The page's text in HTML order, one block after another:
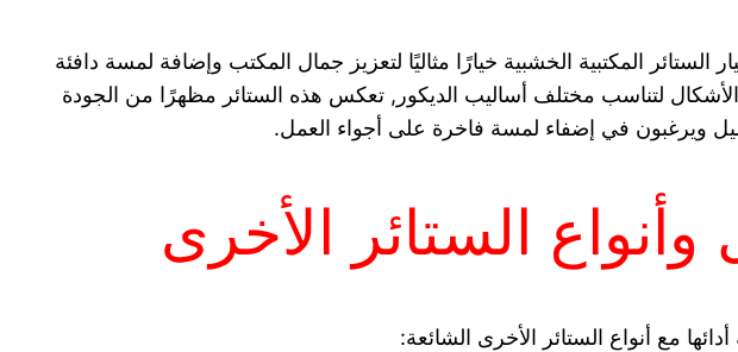
الستائر المكتبية الخشبية خيارًا مثاليًا لتعزيز جمال المكتب وإضافة لمسة دافئة
والأشكال لتناسب مختلف أساليب الديكور, تعكس هذه الستائر مظهرًا من الجودة
ويرغبون في إضفاء لمسة فاخرة على أجواء العمل.
الستائر الأخرى
مع أنواع الستائر الأخرى الشائعة: